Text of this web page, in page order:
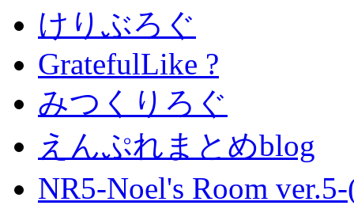
けりぶろぐ
GratefulLike ?
みつくりろぐ
えんぷれまとめblog
NR5-Noel's Room